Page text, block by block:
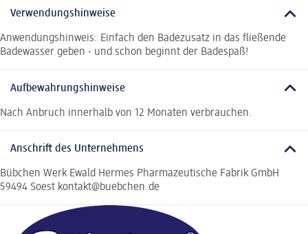
Verwendungshinweise
Anwendungshinweis: Einfach den Badezusatz in das fließende
Badewasser geben - und schon beginnt der Badespaß!
Aufbewahrungshinweise
Nach Anbruch innerhalb von 12 Monaten verbrauchen.
Anschrift des Unternehmens
Bübchen Werk Ewald Hermes Pharmazeutische Fabrik GmbH
59494 Soest kontakt@buebchen.de